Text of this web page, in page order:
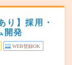
り】採用・
開発
WEB登録OK